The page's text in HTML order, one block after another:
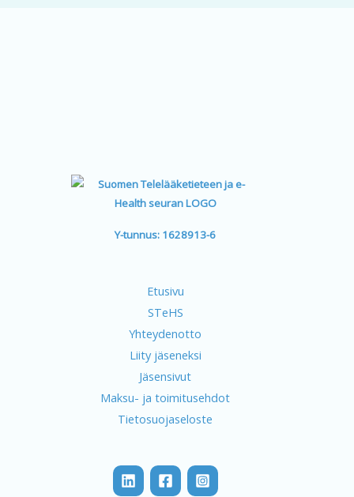
Y-tunnus: 1628913-6
Etusivu
STeHS
Yhteydenotto
Liity jäseneksi
Jäsensivut
Maksu- ja toimitusehdot
Tietosuojaseloste